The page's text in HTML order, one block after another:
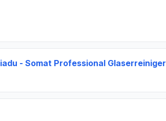
- Somat Professional Glaserreiniger